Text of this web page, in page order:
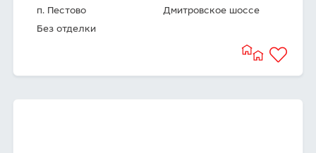
п. Пестово
Дмитровское шоссе
Без отделки